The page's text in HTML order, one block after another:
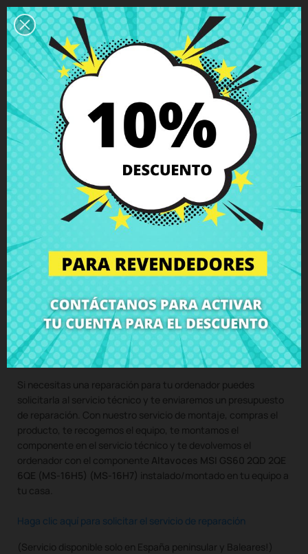
Descripción
Detalles del producto
Grados
Comentarios
Altavoces MSI GS60 2QD 2QE 6QE
(MS-16H5) (MS-16H7)
CompraAltavoces MSI GS60 2QD 2QE 6QE (MS-16H5) (MS-
16H7)al mejor precio en CRParts - PRODUCTO USADO
ORIGINAL - disponible también con nuestro servicio de
montaje.
Si necesitas una reparación para tu ordenador puedes
solicitarla al servicio técnico y te enviaremos un presupuesto
de reparación. Con nuestro servicio de montaje, compras el
producto, te recogemos el equipo, te montamos el
componente en el servicio técnico y te devolvemos el
ordenador con el componente Altavoces MSI GS60 2QD 2QE
6QE (MS-16H5) (MS-16H7) instalado/montado en tu equipo a
tu casa.
Haga clic aquí para solicitar el servicio de reparación
(Servicio disponible solo en España peninsular y Baleares!)